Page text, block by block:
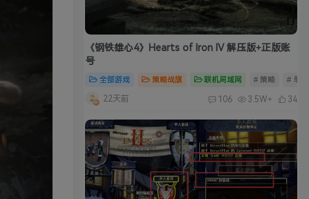
《钢铁雄心4》Hearts of Iron IV 解压版+正版账
号
全部游戏 策略战旗 联机局域网 # 策略 # 单
22天前 106 3.5W+ 34